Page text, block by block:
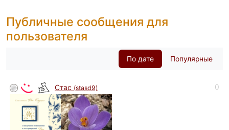
Публичные сообщения для
пользователя
По дате Популярные
Стас (stasd9) 0